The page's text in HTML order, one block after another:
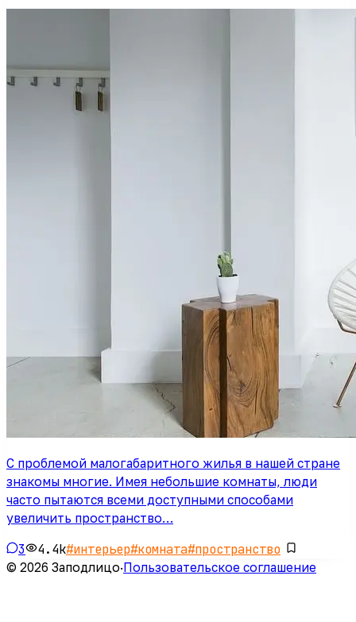
С проблемой малогабаритного жилья в нашей стране
знакомы многие. Имея небольшие комнаты, люди
часто пытаются всеми доступными способами
увеличить пространство…
3 4.4k#интерьер#комната#пространство
© 2026 Заподлицо·Пользовательское соглашение